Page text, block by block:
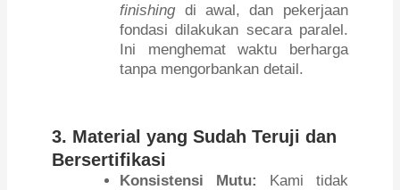
finishingdi awal, dan pekerjaan
fondasi dilakukan secara paralel.
Ini menghemat waktu berharga
tanpa mengorbankan detail.
3. Material yang Sudah Teruji dan
Bersertifikasi
Konsistensi Mutu:
Kami tidak